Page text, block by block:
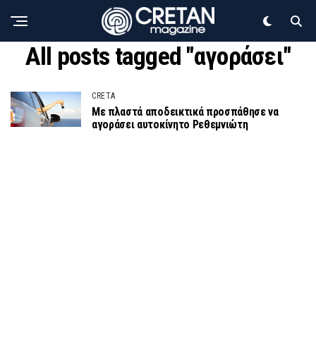
All posts tagged "αγοράσει"
CRETA
Με πλαστά αποδεικτικά προσπάθησε να
αγοράσει αυτοκίνητο Ρεθεμνιώτη